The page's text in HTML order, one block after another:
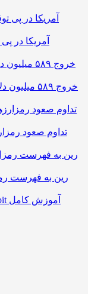
خروج ۵۸۹
تداوم صعود
رین به فهرست
آموزش کامل